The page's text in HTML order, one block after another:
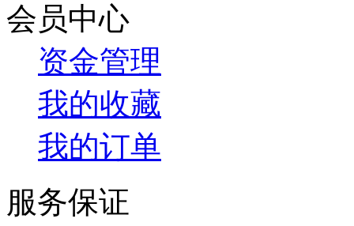
会员中心
资金管理
我的收藏
我的订单
服务保证